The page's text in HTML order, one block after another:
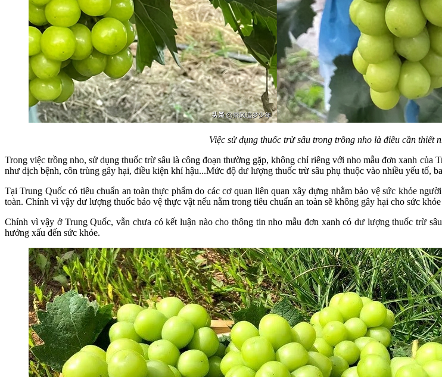
Việc sử dụng thuốc trừ sâu trong trồng nho là điều cần thiết
Trong việc trồng nho, sử dụng thuốc trừ sâu là công đoạn thường gặp, không chỉ riêng với nho mẫu đơn xanh
như dịch bệnh, côn trùng gây hại, điều kiện khí hậu...Mức độ dư lượng thuốc trừ sâu phụ thuộc vào nhiều yếu tố,
Tại Trung Quốc có tiêu chuẩn an toàn thực phẩm do các cơ quan liên quan xây dựng nhằm bảo vệ sức khỏe
toàn. Chính vì vậy dư lượng thuốc bảo vệ thực vật nếu nằm trong tiêu chuẩn an toàn sẽ không gây hại cho sức
Chính vì vậy ở Trung Quốc, vẫn chưa có kết luận nào cho thông tin nho mẫu đơn xanh có dư lượng thuốc trừ
hưởng xấu đến sức khỏe.